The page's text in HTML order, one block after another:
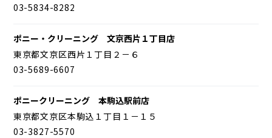
03-5834-8282
ポニー・クリーニング 文京西片１丁目店
東京都文京区西片１丁目２－６
03-5689-6607
ポニークリーニング 本駒込駅前店
東京都文京区本駒込１丁目１－１５
03-3827-5570